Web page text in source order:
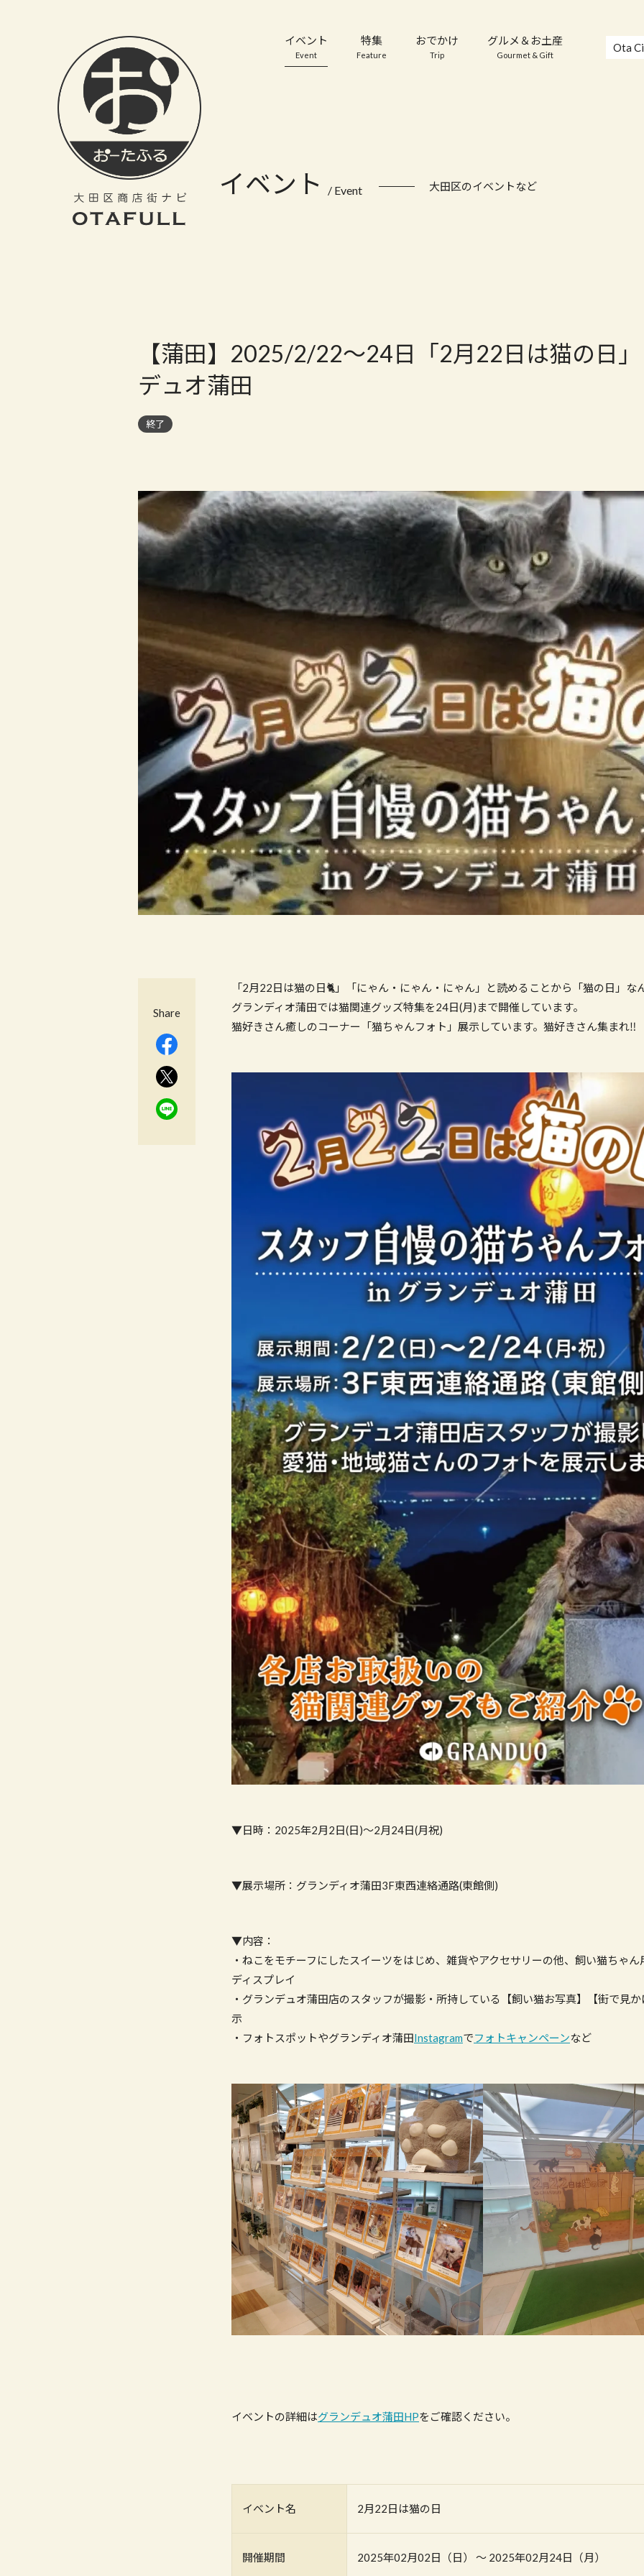
イベント
Event
特集
Feature
おでかけ
Trip
グルメ＆お土産
Gourmet & Gift
Ota
イベント / Event 大田区のイベントなど
【蒲田】2025/2/22～24日「2月22日は猫の日
デュオ蒲田
終了
「2月22日は猫の日🐈」「にゃん・にゃん・にゃん」と読めることから「猫の日」な
グランディオ蒲田では猫関連グッズ特集を24日(月)まで開催しています。
猫好きさん癒しのコーナー「猫ちゃんフォト」展示しています。猫好きさん集まれ‼
▼日時：2025年2月2日(日)～2月24日(月祝)
▼展示場所：グランディオ蒲田3F東西連絡通路(東館側)
▼内容：
・ねこをモチーフにしたスイーツをはじめ、雑貨やアクセサリーの他、飼い猫ちゃ
ディスプレイ
・グランデュオ蒲田店のスタッフが撮影・所持している【飼い猫お写真】【街で見
示
・フォトスポットやグランディオ蒲田Instagramでフォトキャンペーンなど
イベントの詳細はグランデュオ蒲田HPをご確認ください。
イベント名 2月22日は猫の日
開催期間 2025年02月02日（日） 〜 2025年02月24日（月）
Share